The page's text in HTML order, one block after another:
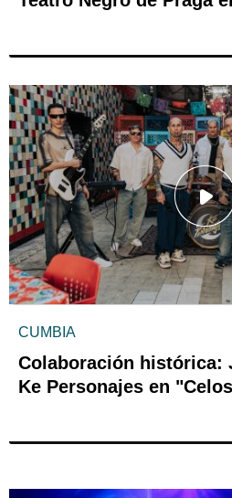
CUMBIA
Colaboración histórica:
Ke Personajes en